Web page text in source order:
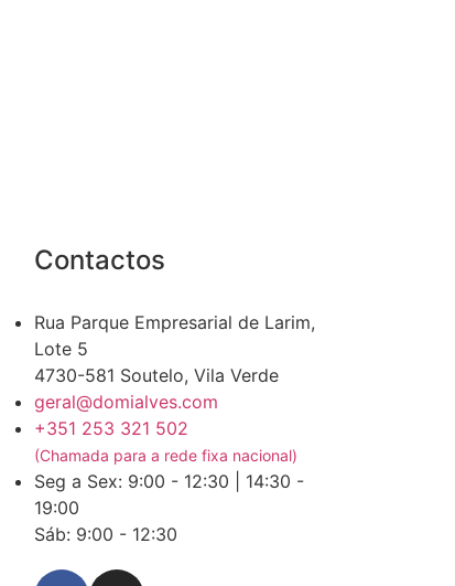
Contactos
Rua Parque Empresarial de Larim,
Lote 5
4730-581 Soutelo, Vila Verde
geral@domialves.com
+351 253 321 502
(Chamada para a rede fixa nacional)
Seg a Sex: 9:00 - 12:30 | 14:30 -
19:00
Sáb: 9:00 - 12:30